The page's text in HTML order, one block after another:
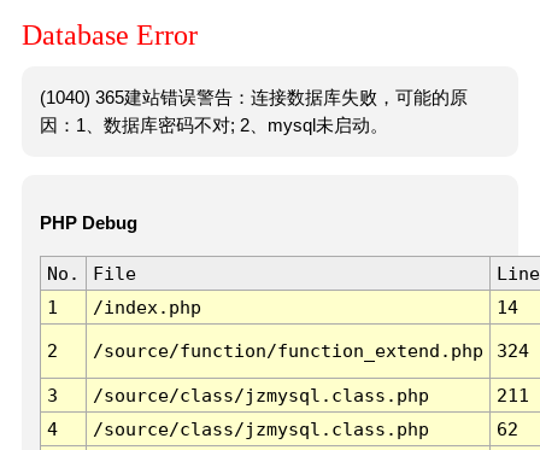
Database Error
(1040) 365建站错误警告：连接数据库失败，可能的原
因：1、数据库密码不对; 2、mysql未启动。
PHP Debug
No. File
Line
1
/index.php 14
2 /source/function/function_extend.php 324
3 /source/class/jzmysql.class.php
211
4
/source/class/jzmysql.class.php
62